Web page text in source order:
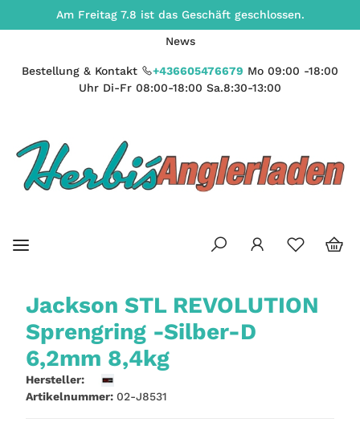
Am Freitag 7.8 ist das Geschäft geschlossen.
News
Bestellung & Kontakt +436605476679 Mo 09:00 -18:00
Uhr Di-Fr 08:00-18:00 Sa.8:30-13:00
Jackson STL REVOLUTION
Sprengring -Silber-D
6,2mm 8,4kg
Hersteller:
Artikelnummer: 02-J8531